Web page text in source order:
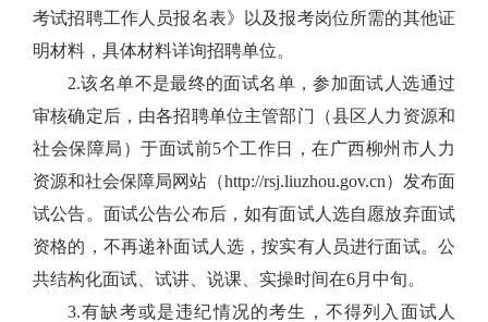
考试招聘工作人员报名表》以及报考岗位所需的其他证
明材料 ， 具体材料详询招聘单位。
2.该名单不是最终的面试名单，参加面试人选通过
审核确定后，由各招聘单位主管部门（县区人力资源和
社会保障局）于面试前5个工作日，在广西柳州市人力
资源和社会保障局网站（http://rsj.liuzhou.gov.cn）发布面
试公告。面试公告公布后，如有面试人选自愿放弃面试
资格的，不再递补面试人选，按实有人员进行面试。公
共结构化面试、试讲、说课、实操时间在6月中旬。
3.有缺考或是违纪情况的考生，不得列入面试人